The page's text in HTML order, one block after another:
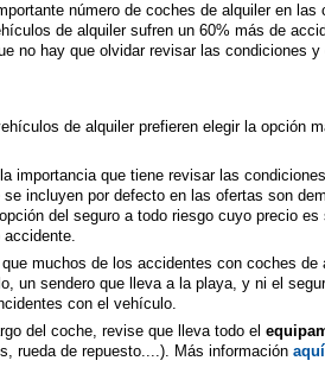
número de coches de alquiler en
de alquiler sufren un 60% más de
no hay que olvidar revisar las condiciones
de alquiler prefieren elegir la opción
importancia que tiene revisar las
incluyen por defecto en las ofertas son
del seguro a todo riesgo cuyo precio
muchos de los accidentes con coches
un sendero que lleva a la playa, y ni el
con el vehículo.
del coche, revise que lleva todo el
rueda de repuesto....). Más informaciónaquí